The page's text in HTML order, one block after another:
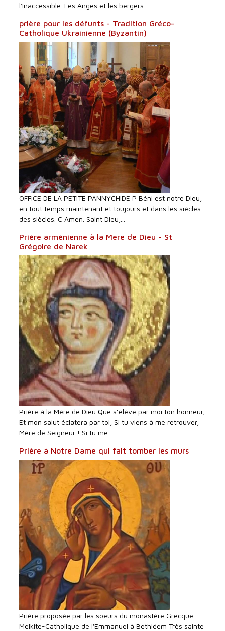
l'Inaccessible. Les Anges et les bergers...
prière pour les défunts - Tradition Gréco-
Catholique Ukrainienne (Byzantin)
OFFICE DE LA PETITE PANNYCHIDE P Béni est notre Dieu,
en tout temps maintenant et toujours et dans les siècles
des siècles. C Amen. Saint Dieu,...
Prière arménienne à la Mère de Dieu - St
Grégoire de Narek
Prière à la Mère de Dieu Que s’élève par moi ton honneur,
Et mon salut éclatera par toi, Si tu viens à me retrouver,
Mère de Seigneur ! Si tu me...
Prière à Notre Dame qui fait tomber les murs
Prière proposée par les soeurs du monastère Grecque-
Melkite-Catholique de l'Emmanuel à Bethléem Très sainte